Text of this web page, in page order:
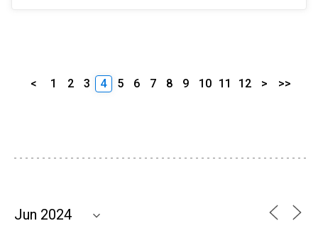
< 1 2 3 4 5 6 7 8 9 10 11 12 > >>